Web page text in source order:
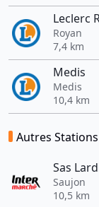
Leclerc
Royan
7,4 km
Medis
Medis
10,4 km
Autres Stations
Sas
Saujon
10,5 km